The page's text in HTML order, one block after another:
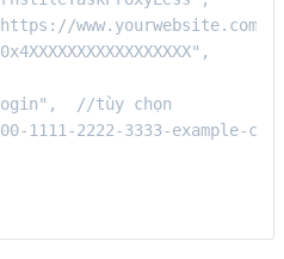
www.yourwebsite.com",
//tùy chọn
1111-2222-3333-example-